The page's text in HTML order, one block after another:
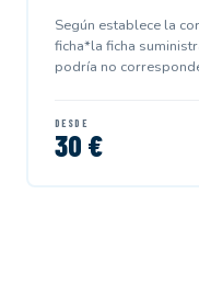
Según establece la
ficha*la ficha
podría no
DESDE
30 €